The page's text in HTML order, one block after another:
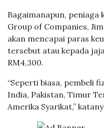
Bagaimanapun,
Group of Companies,
akan mencapai paras
tersebut atau kepada
RM4,300.
“Seperti biasa, pembeli
India, Pakistan, Timur
Amerika Syarikat,”